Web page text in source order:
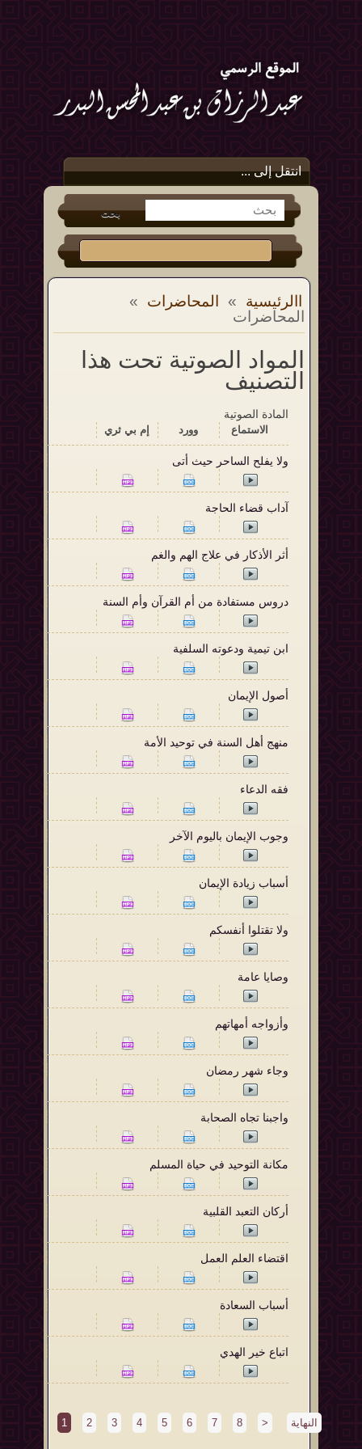
انتقل إلى ...
االرئيسية » المحاضرات
»
المحاضرات
المواد الصوتية تحت هذا
التصنيف
المادة الصوتية
الاستماع‬
وورد إم بي ثري
ولا يفلح الساحر حيث أتى
آداب قضاء الحاجة
أثر الأذكار في علاج الهم والغم
دروس مستفادة من أم القرآن وأم السنة
ابن تيمية ودعوته السلفية
أصول الإيمان
منهج أهل السنة في توحيد الأمة
فقه الدعاء
وجوب الإيمان باليوم الآخر
أسباب زيادة الإيمان
ولا تقتلوا أنفسكم
وصايا عامة
وأزواجه أمهاتهم
وجاء شهر رمضان
واجبنا تجاه الصحابة
مكانة التوحيد في حياة المسلم
أركان التعبد القلبية
اقتضاء العلم العمل
أسباب السعادة
اتباع خير الهدي
1 2 3 4 5 6 7 8 > النهاية